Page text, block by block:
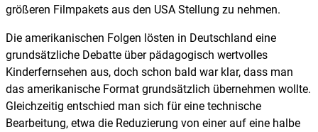
größeren Filmpakets aus den USA Stellung zu nehmen.
Die amerikanischen Folgen lösten in Deutschland eine
grundsätzliche Debatte über pädagogisch wertvolles
Kinderfernsehen aus, doch schon bald war klar, dass man
das amerikanische Format grundsätzlich übernehmen wollte.
Gleichzeitig entschied man sich für eine technische
Bearbeitung, etwa die Reduzierung von einer auf eine halbe